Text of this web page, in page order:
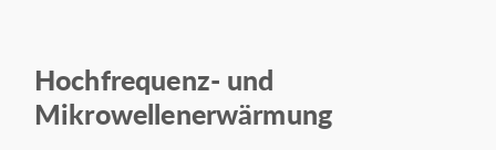
Hochfrequenz- und
Mikrowellenerwärmung